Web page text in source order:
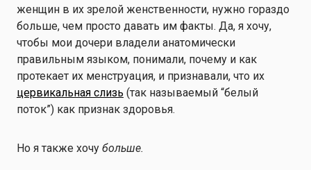
женщин в их зрелой женственности, нужно гораздо
больше, чем просто давать им факты. Да, я хочу,
чтобы мои дочери владели анатомически
правильным языком, понимали, почему и как
протекает их менструация, и признавали, что их
цервикальная слизь (так называемый “белый
поток”) как признак здоровья.
Но я также хочу больше.